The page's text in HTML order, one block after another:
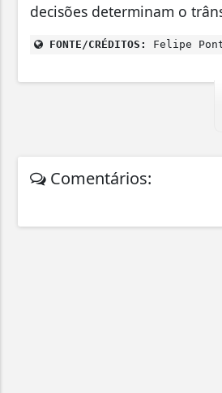
decisões determinam o
FONTE/CRÉDITOS: Felipe
Comentários: